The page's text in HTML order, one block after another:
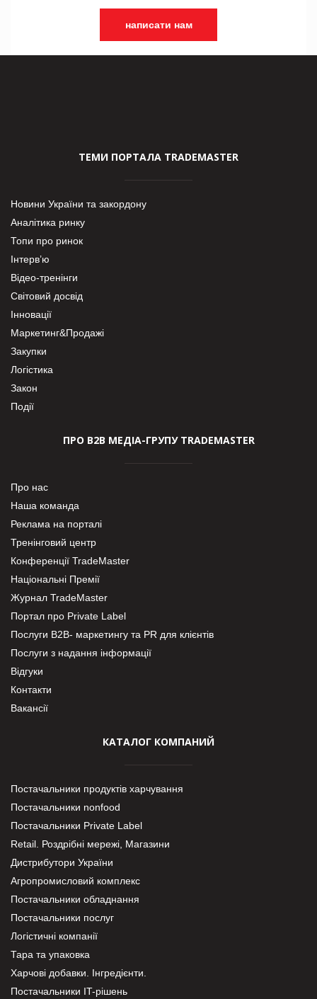
написати нам
ТЕМИ ПОРТАЛА TRADEMASTER
Новини України та закордону
Аналітика ринку
Топи про ринок
Інтерв’ю
Відео-тренінги
Світовий досвід
Інновації
Маркетинг&Продажі
Закупки
Логістика
Закон
Події
ПРО В2В МЕДІА-ГРУПУ TRADEMASTER
Про нас
Наша команда
Реклама на порталі
Тренінговий центр
Конференції TradeMaster
Національні Премії
Журнал TradeMaster
Портал про Private Label
Послуги В2В- маркетингу та PR для клієнтів
Послуги з надання інформації
Відгуки
Контакти
Вакансії
КАТАЛОГ КОМПАНИЙ
Постачальники продуктів харчування
Постачальники nonfood
Постачальники Private Label
Retail. Роздрібні мережі, Магазини
Дистрибутори України
Агропромисловий комплекс
Постачальники обладнання
Постачальники послуг
Логістичні компанії
Тара та упаковка
Харчові добавки. Інгредієнти.
Постачальники IT-рішень